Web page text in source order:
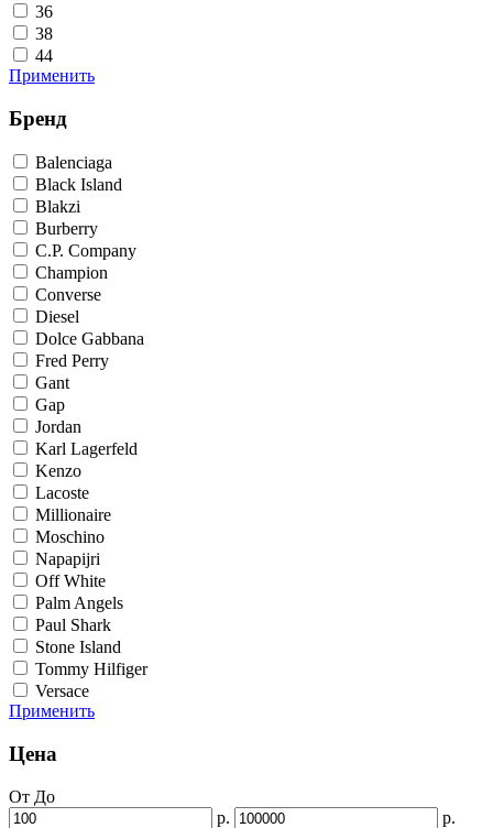
36
38
44
Применить
Бренд
Balenciaga
Black Island
Blakzi
Burberry
C.P. Company
Champion
Converse
Diesel
Dolce Gabbana
Fred Perry
Gant
Gap
Jordan
Karl Lagerfeld
Kenzo
Lacoste
Millionaire
Moschino
Napapijri
Off White
Palm Angels
Paul Shark
Stone Island
Tommy Hilfiger
Versace
Применить
Цена
От До
р.
р.